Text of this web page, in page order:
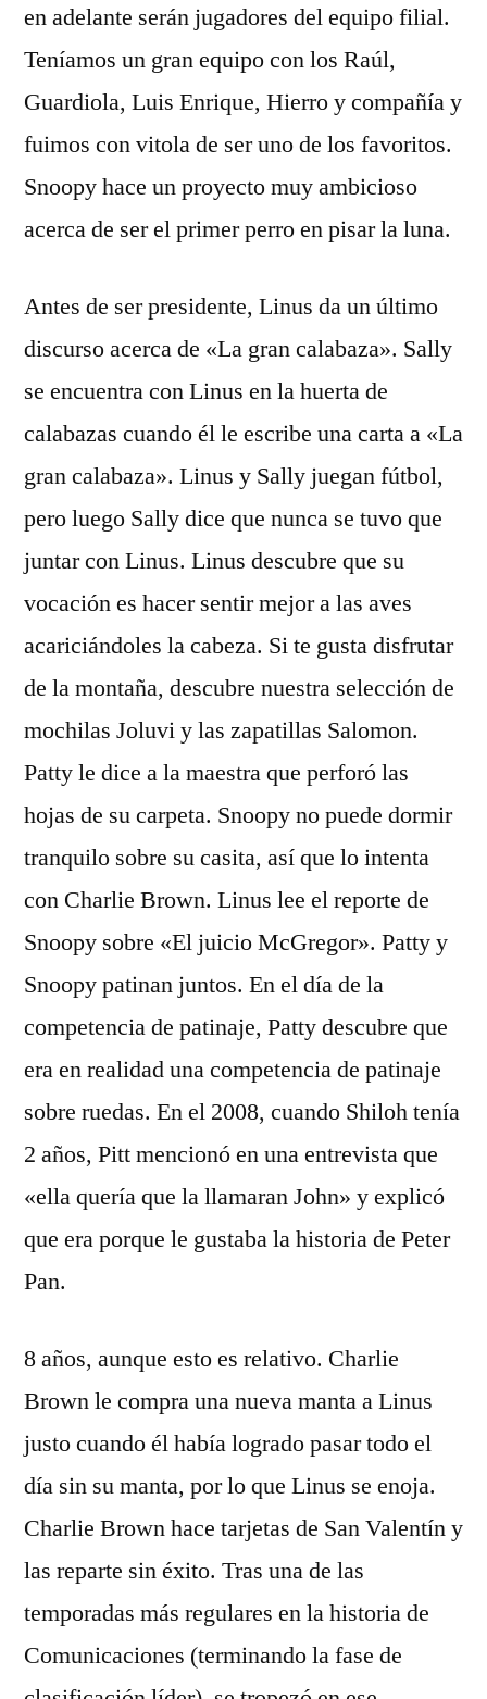
en adelante serán jugadores del equipo filial.
Teníamos un gran equipo con los Raúl,
Guardiola, Luis Enrique, Hierro y compañía y
fuimos con vitola de ser uno de los favoritos.
Snoopy hace un proyecto muy ambicioso
acerca de ser el primer perro en pisar la luna.
Antes de ser presidente, Linus da un último
discurso acerca de «La gran calabaza». Sally
se encuentra con Linus en la huerta de
calabazas cuando él le escribe una carta a «La
gran calabaza». Linus y Sally juegan fútbol,
pero luego Sally dice que nunca se tuvo que
juntar con Linus. Linus descubre que su
vocación es hacer sentir mejor a las aves
acariciándoles la cabeza. Si te gusta disfrutar
de la montaña, descubre nuestra selección de
mochilas Joluvi y las zapatillas Salomon.
Patty le dice a la maestra que perforó las
hojas de su carpeta. Snoopy no puede dormir
tranquilo sobre su casita, así que lo intenta
con Charlie Brown. Linus lee el reporte de
Snoopy sobre «El juicio McGregor». Patty y
Snoopy patinan juntos. En el día de la
competencia de patinaje, Patty descubre que
era en realidad una competencia de patinaje
sobre ruedas. En el 2008, cuando Shiloh tenía
2 años, Pitt mencionó en una entrevista que
«ella quería que la llamaran John» y explicó
que era porque le gustaba la historia de Peter
Pan.
8 años, aunque esto es relativo. Charlie
Brown le compra una nueva manta a Linus
justo cuando él había logrado pasar todo el
día sin su manta, por lo que Linus se enoja.
Charlie Brown hace tarjetas de San Valentín y
las reparte sin éxito. Tras una de las
temporadas más regulares en la historia de
Comunicaciones (terminando la fase de